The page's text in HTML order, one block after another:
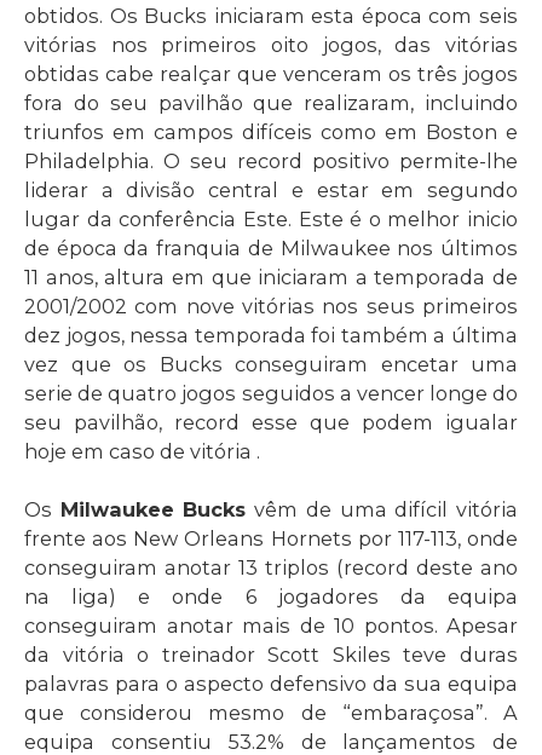
obtidos. Os Bucks iniciaram esta época com seis
vitórias nos primeiros oito jogos, das vitórias
obtidas cabe realçar que venceram os três jogos
fora do seu pavilhão que realizaram, incluindo
triunfos em campos difíceis como em Boston e
Philadelphia. O seu record positivo permite-lhe
liderar a divisão central e estar em segundo
lugar da conferência Este. Este é o melhor inicio
de época da franquia de Milwaukee nos últimos
11 anos, altura em que iniciaram a temporada de
2001/2002 com nove vitórias nos seus primeiros
dez jogos, nessa temporada foi também a última
vez que os Bucks conseguiram encetar uma
serie de quatro jogos seguidos a vencer longe do
seu pavilhão, record esse que podem igualar
hoje em caso de vitória .
Os Milwaukee Bucks vêm de uma difícil vitória
frente aos New Orleans Hornets por 117-113, onde
conseguiram anotar 13 triplos (record deste ano
na liga) e onde 6 jogadores da equipa
conseguiram anotar mais de 10 pontos. Apesar
da vitória o treinador Scott Skiles teve duras
palavras para o aspecto defensivo da sua equipa
que considerou mesmo de “embaraçosa”. A
equipa consentiu 53.2% de lançamentos de